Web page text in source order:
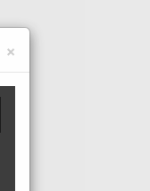
×